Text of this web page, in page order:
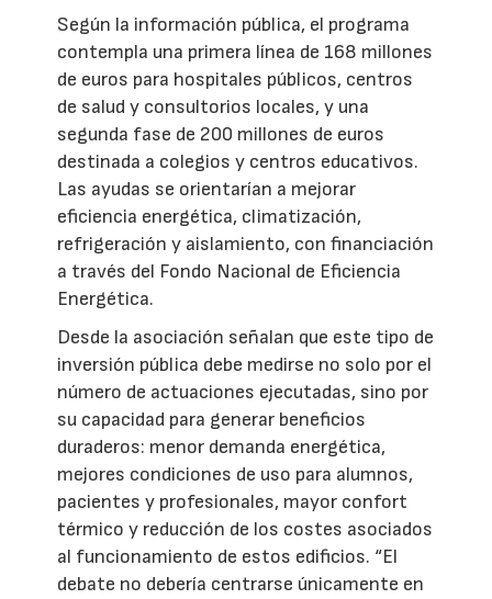
Según la información pública, el programa
contempla una primera línea de 168 millones
de euros para hospitales públicos, centros
de salud y consultorios locales, y una
segunda fase de 200 millones de euros
destinada a colegios y centros educativos.
Las ayudas se orientarían a mejorar
eficiencia energética, climatización,
refrigeración y aislamiento, con financiación
a través del Fondo Nacional de Eficiencia
Energética.
Desde la asociación señalan que este tipo de
inversión pública debe medirse no solo por el
número de actuaciones ejecutadas, sino por
su capacidad para generar beneficios
duraderos: menor demanda energética,
mejores condiciones de uso para alumnos,
pacientes y profesionales, mayor confort
térmico y reducción de los costes asociados
al funcionamiento de estos edificios. “El
debate no debería centrarse únicamente en